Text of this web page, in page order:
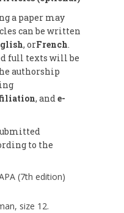
a paper may
can be written
, orFrench.
full texts will be
authorship
, ande-
to the
(7th edition)
size 12.